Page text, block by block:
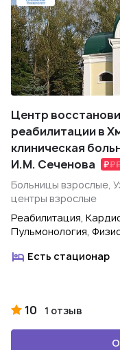
Центр
реабилитации в
клиническая
И.М. Сеченова
Больницы взрослые,
центры взрослые
Реабилитация,
Пульмонология,
Есть стационар
10 1 отзыв